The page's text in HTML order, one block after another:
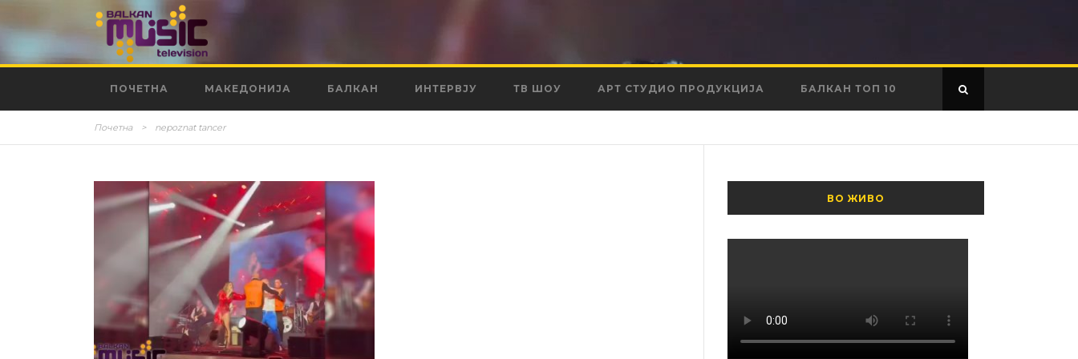
ПОЧЕТНА МАКЕДОНИЈА БАЛКАН ИНТЕРВЈУ ТВ ШОУ АРТ СТУДИО ПРОДУКЦИЈА БАЛКАН ТОП 10
Почетна > nepoznat tancer
ВО ЖИВО